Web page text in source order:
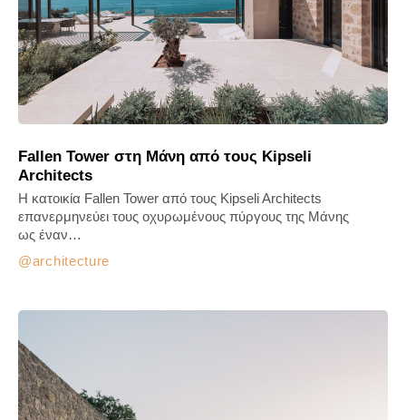
Fallen Tower στη Μάνη από τους Kipseli
Architects
architecture
Η κατοικία Fallen Tower από τους Kipseli Architects
επανερμηνεύει τους οχυρωμένους πύργους της Μάνης
ως έναν…